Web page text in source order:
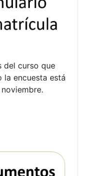
del curso que
la encuesta está